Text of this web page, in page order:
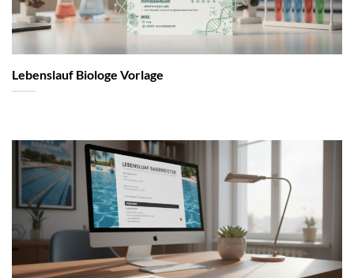
Lebenslauf Biologe Vorlage